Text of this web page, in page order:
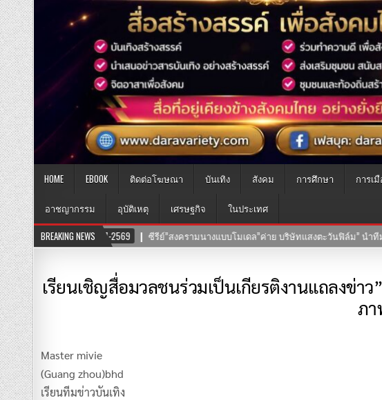
HOME EBOOK ติดต่อโฆษณา บันเทิง สังคม การศึกษา การเ
อาชญากรรม อุบัติเหตุ เศรษฐกิจ
ในประเทศ
BREAKING NEWS
ซีรีย์”สงครามนางแบบโมเดล”ค่าย บริษัทแสงตะวันฟิล์ม” นำทีมโดยตัวแม่ “อุ๊บ วิริยะ” ไชยภั
เรียนเชิญสื่อมวลชนร่วมเป็นเกียรติงานแถลงข่า
ภา
Master mivie
(Guang zhou)bhd
เรียนทีมข่าวบันเทิง